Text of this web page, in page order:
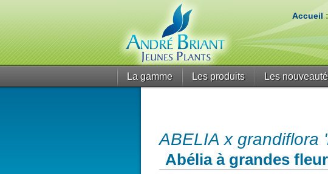
Accueil
La gamme Les produits Les
ABELIA x grandiflora
Abélia à grandes